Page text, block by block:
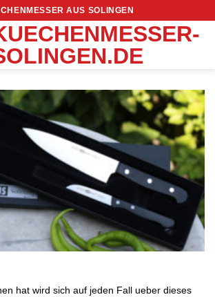
AUS SOLINGEN
hat wird sich auf jeden Fall ueber dieses